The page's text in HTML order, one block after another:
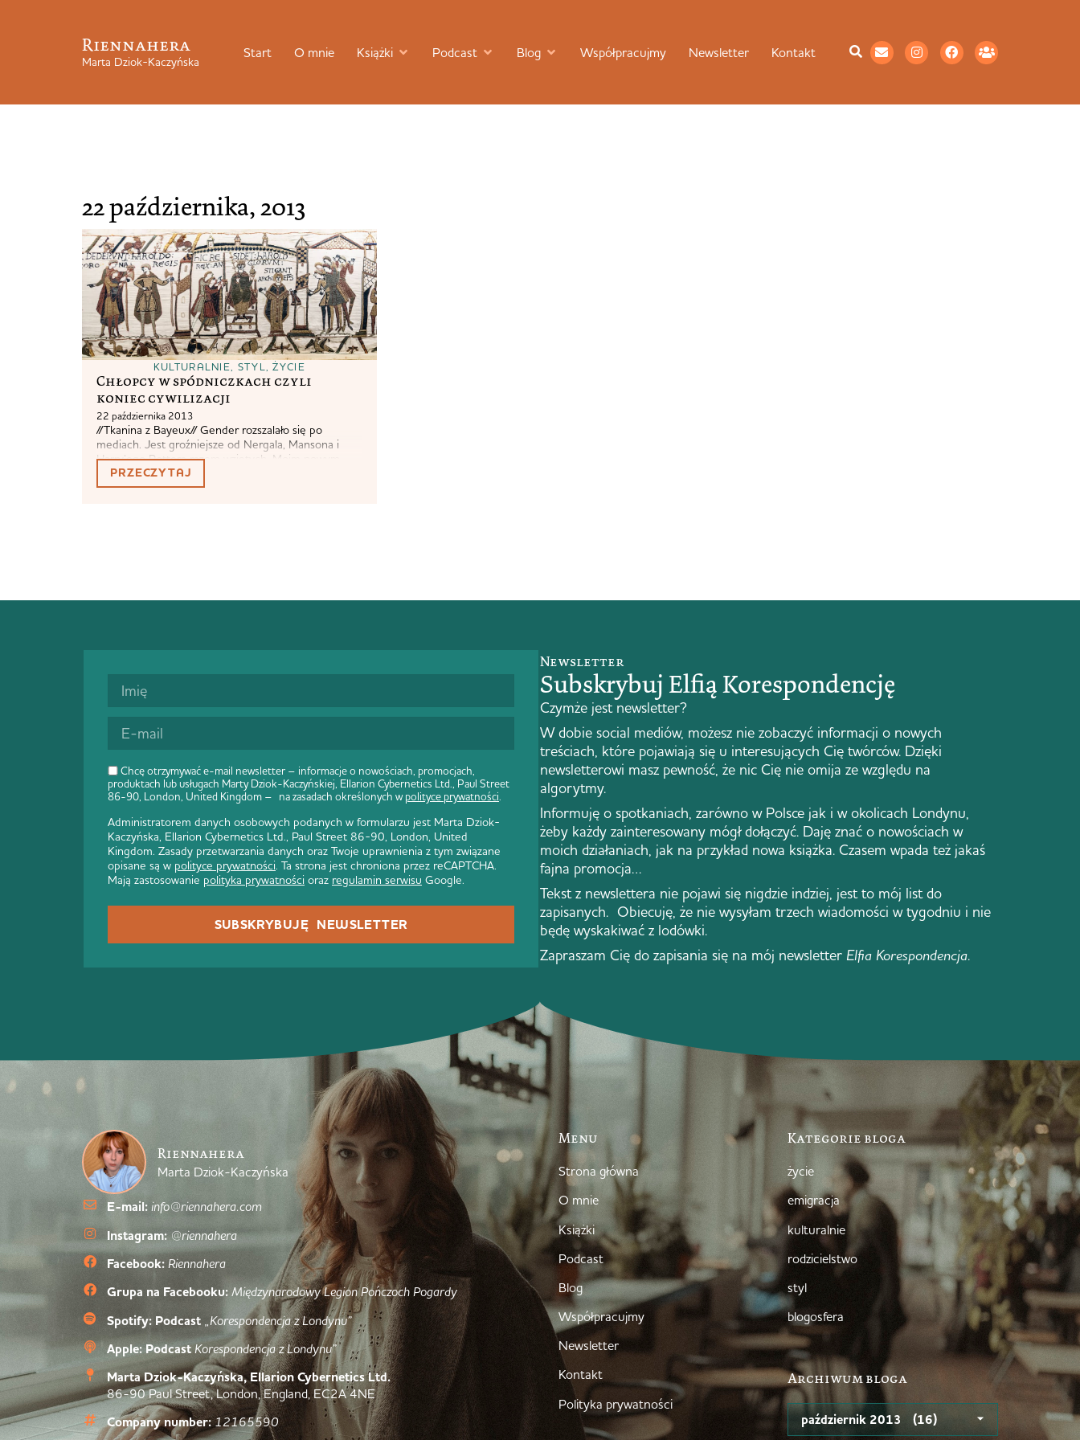
Riennahera
Marta Dziok-Kaczyńska
Start O mnie Książki Podcast Blog Współpracujmy Newsletter Kontakt
22 października, 2013
KULTURALNIE STYL ,ŻYCIE
Chłopcy w spódniczkach czyli
koniec cywilizacji
22 października 2013
//Tkanina z Bayeux// Gender rozszalało się po
mediach. Jest groźniejsze od Nergala, Mansona i
Harry’ego Pottera razem wziętych. Moim nowym
ulubionym hasłem jest wypowiedź Andrzeja
Jaworskiego, szefa sejmowego zespołu ds.
PRZECZYTAJ
Chcę otrzymywać e-mail newsletter – informacje o nowościach, promocjach,
produktach lub usługach Marty Dziok-Kaczyńskiej, Ellarion Cybernetics Ltd., Paul Street
86-90, London, United Kingdom – na zasadach określonych wpolityce prywatności.
Administratorem danych osobowych podanych w formularzu jest Marta Dziok-
Kaczyńska, Ellarion Cybernetics Ltd., Paul Street 86-90, London, United
Kingdom. Zasady przetwarzania danych oraz Twoje uprawnienia z tym związane
opisane są w polityce prywatności. Ta strona jest chroniona przez reCAPTCHA.
Mają zastosowanie polityka prywatności oraz regulamin serwisu Google.
SUBSKRYBUJĘ NEWSLETTER
Newsletter
Subskrybuj Elfią Korespondencję
Czymże jest newsletter?
W dobie social mediów, możesz nie zobaczyć informacji o nowych
treściach, które pojawiają się u interesujących Cię twórców. Dzięki
newsletterowi masz pewność, że nic Cię nie omija ze względu na
algorytmy.
Informuję o spotkaniach, zarówno w Polsce jak i w okolicach Londynu,
żeby każdy zainteresowany mógł dołączyć. Daję znać o nowościach w
moich działaniach, jak na przykład nowa książka. Czasem wpada też jakaś
fajna promocja…
Tekst z newslettera nie pojawi się nigdzie indziej, jest to mój list do
zapisanych. Obiecuję, że nie wysyłam trzech wiadomości w tygodniu i nie
będę wyskakiwać z lodówki.
Zapraszam Cię do zapisania się na mój newsletter Elfia Korespondencja.
Riennahera
Marta Dziok-Kaczyńska
E-mail: info@riennahera.com
Instagram: @riennahera
Facebook: Riennahera
Grupa na Facebooku: Międzynarodowy Legion Pończoch Pogardy
Spotify: Podcast „Korespondencja z Londynu”
Apple: Podcast Korespondencja z Londynu”
Marta Dziok-Kaczyńska, Ellarion Cybernetics Ltd.
86-90 Paul Street, London, England, EC2A 4NE
Company number: 12165590
Menu
Strona główna
O mnie
Książki
Podcast
Blog
Współpracujmy
Newsletter
Kontakt
Polityka prywatności
Kategorie bloga
życie
emigracja
kulturalnie
rodzicielstwo
styl
blogosfera
Archiwum bloga